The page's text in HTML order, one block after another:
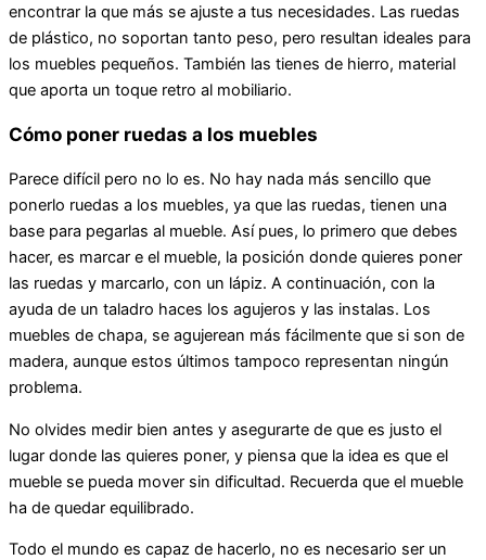
encontrar la que más se ajuste a tus necesidades. Las ruedas
de plástico, no soportan tanto peso, pero resultan ideales para
los muebles pequeños. También las tienes de hierro, material
que aporta un toque retro al mobiliario.
Cómo poner ruedas a los muebles
Parece difícil pero no lo es. No hay nada más sencillo que
ponerlo ruedas a los muebles, ya que las ruedas, tienen una
base para pegarlas al mueble. Así pues, lo primero que debes
hacer, es marcar e el mueble, la posición donde quieres poner
las ruedas y marcarlo, con un lápiz. A continuación, con la
ayuda de un taladro haces los agujeros y las instalas. Los
muebles de chapa, se agujerean más fácilmente que si son de
madera, aunque estos últimos tampoco representan ningún
problema.
No olvides medir bien antes y asegurarte de que es justo el
lugar donde las quieres poner, y piensa que la idea es que el
mueble se pueda mover sin dificultad. Recuerda que el mueble
ha de quedar equilibrado.
Todo el mundo es capaz de hacerlo, no es necesario ser un